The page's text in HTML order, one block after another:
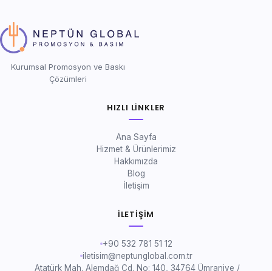
Kurumsal Promosyon ve Baskı
Çözümleri
HIZLI LINKLER
Ana Sayfa
Hizmet & Ürünlerimiz
Hakkımızda
Blog
İletişim
İLETIŞIM
+90 532 781 51 12
iletisim@neptunglobal.com.tr
Atatürk Mah. Alemdağ Cd. No: 140, 34764 Ümraniye /